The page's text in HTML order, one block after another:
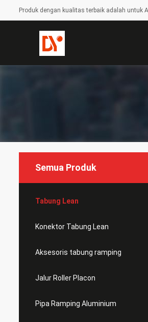
Produk dengan kualitas terbaik adalah untuk
Semua Produk
Tabung Lean
Konektor Tabung Lean
Aksesoris tabung ramping
Jalur Roller Placon
Pipa Ramping Aluminium